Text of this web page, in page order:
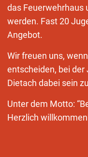
das Feuerwehrhaus
werden. Fast 20
Angebot.
Wir freuen uns,
entscheiden, bei
Dietach dabei sein
Unter dem Motto:
Herzlich